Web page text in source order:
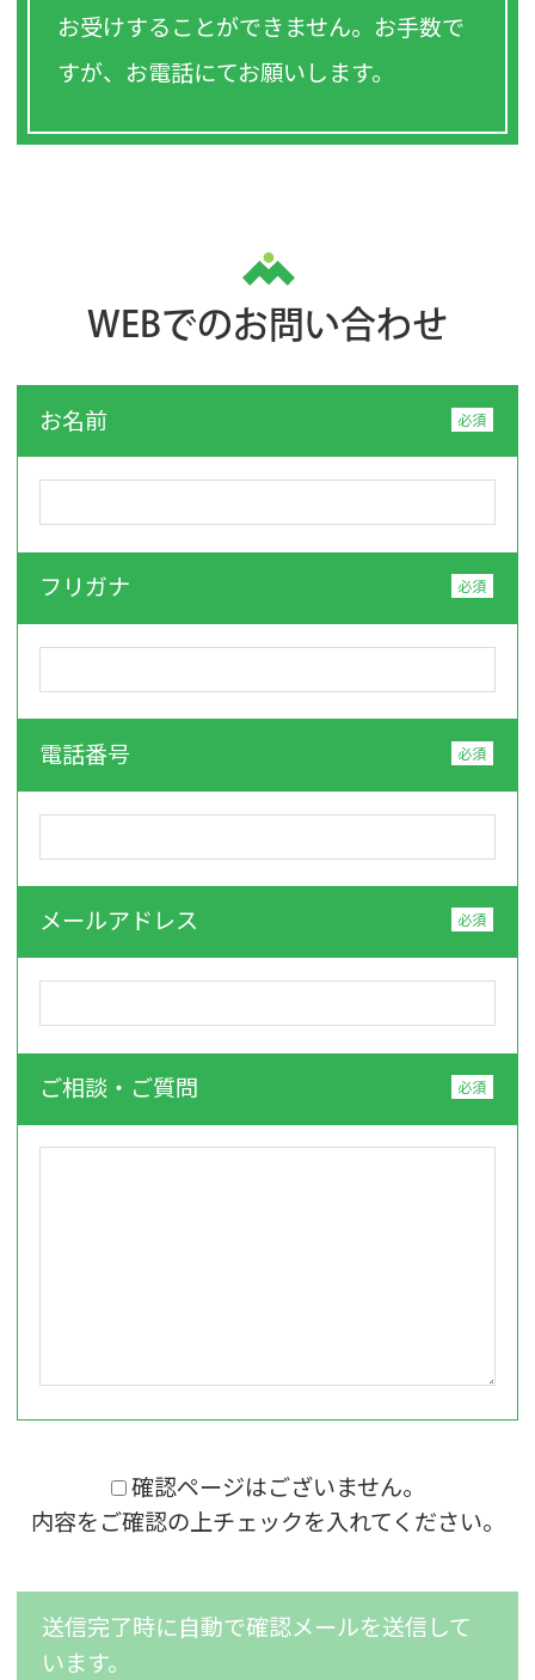
お受けすることができません。お手数で
すが、お電話にてお願いします。
WEBでのお問い合わせ
お名前
フリガナ
電話番号
メールアドレス
ご相談・ご質問
確認ページはございません。
内容をご確認の上チェックを入れてください。
送信完了時に自動で確認メールを送信して
います。